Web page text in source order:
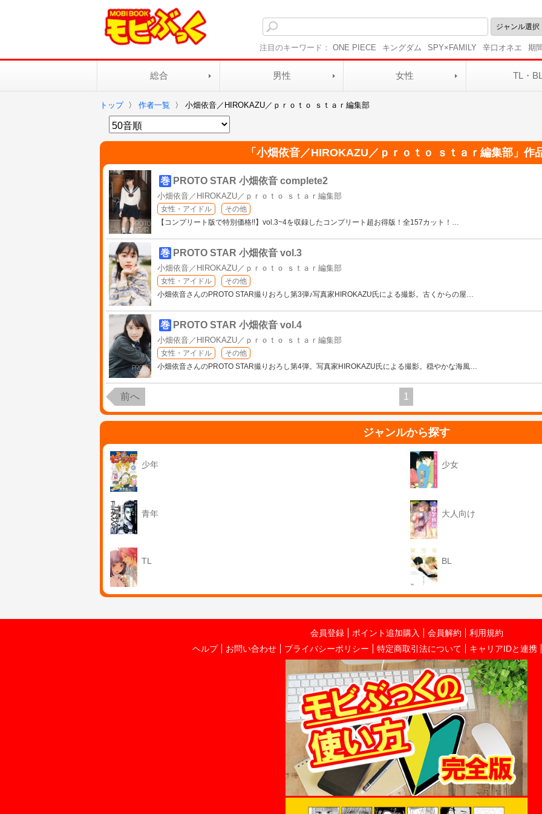
注目のキーワード： ONE PIECE キングダム SPY×FAMILY 辛口オネエ 期
総合 男性 女性 TL・
トップ 〉 作者一覧 〉 小畑依音／HIROKAZU／ｐｒｏｔｏ ｓｔａｒ編集部
「 小畑依音／HIROKAZU／ｐｒｏｔｏ ｓｔａｒ編集部」作
巻 PROTO STAR 小畑依音 complete2
小畑依音／HIROKAZU／ｐｒｏｔｏ ｓｔａｒ編集部
女性・アイドル
その他
【コンプリート版で特別価格!!】vol.3~4を収録したコンプリート超お得版！全157カット！ …
巻 PROTO STAR 小畑依音 vol.3
小畑依音／HIROKAZU／ｐｒｏｔｏ ｓｔａｒ編集部
女性・アイドル
その他
小畑依音さんのPROTO STAR撮りおろし第3弾♪写真家HIROKAZU氏による撮影。古くからの屋…
巻 PROTO STAR 小畑依音 vol.4
小畑依音／HIROKAZU／ｐｒｏｔｏ ｓｔａｒ編集部
女性・アイドル
その他
小畑依音さんのPROTO STAR撮りおろし第4弾。写真家HIROKAZU氏による撮影。穏やかな海風…
前へ 1
ジャンルから探す
少年 少女
青年 大人向け
TL BL
会員登録 ポイント追加購入 会員解約
利用規約
ヘルプ
お問い合わせ プライバシーポリシー 特定商取引法について キャリアIDと連携